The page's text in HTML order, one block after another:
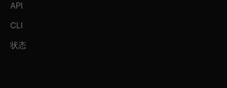
API
CLI
状态